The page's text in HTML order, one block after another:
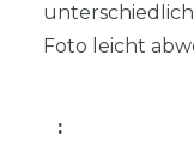
Foto leicht
: